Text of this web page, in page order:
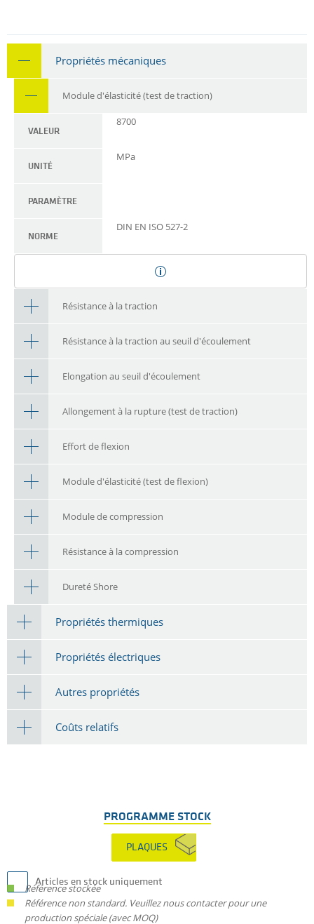
Propriétés mécaniques
Module d'élasticité (test de traction)
VALEUR
8700
UNITÉ
MPa
PARAMÈTRE
NORME
DIN EN ISO 527-2
Résistance à la traction
Résistance à la traction au seuil d'écoulement
Elongation au seuil d'écoulement
Allongement à la rupture (test de traction)
Effort de flexion
Module d'élasticité (test de flexion)
Module de compression
Résistance à la compression
Dureté Shore
Propriétés thermiques
Propriétés électriques
Autres propriétés
Coûts relatifs
PROGRAMME STOCK
PLAQUES
Articles en stock uniquement
Référence stockée
Référence non standard. Veuillez nous contacter pour une
production spéciale (avec MOQ)